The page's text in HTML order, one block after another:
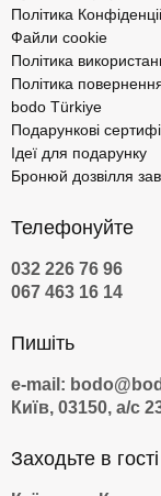
Політика
Файли cookie
Політика
Політика
bodo Türkiye
Подарункові
Ідеї для подарунку
Бронюй дозвілля
Телефонуйте
032 226 76 96
067 463 16 14
Пишіть
e-mail:
Київ, 03150, а/с
Заходьте в гості